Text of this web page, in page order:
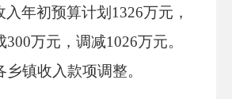
入年初预算计划 1326万元，
300万元，调减1026万元。
镇收入款项调整。